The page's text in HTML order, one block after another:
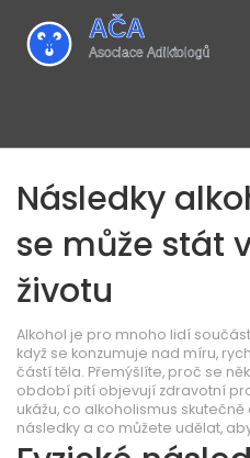
Následky
se může stát
životu
Alkohol je pro mnoho lidí
když se konzumuje nad míru,
částí těla. Přemýšlíte, proč se
období pití objevují zdravotní
ukážu, co alkoholismus
následky a co můžete udělat,